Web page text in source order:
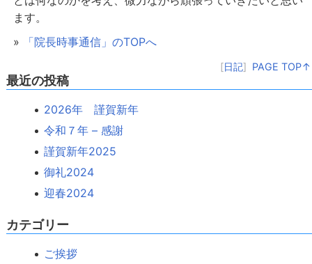
ます。
»
「院長時事通信」のTOPへ
[日記] PAGE TOP↑
最近の投稿
2026年 謹賀新年
令和７年 – 感謝
謹賀新年2025
御礼2024
迎春2024
カテゴリー
ご挨拶